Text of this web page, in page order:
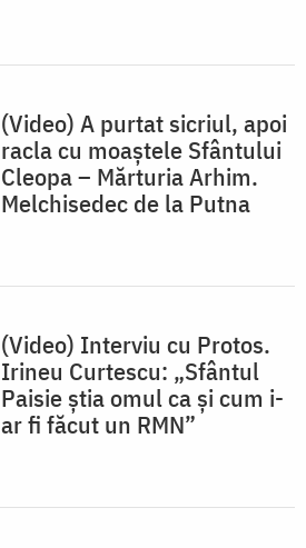
(Video) A purtat sicriul, apoi
racla cu moaștele Sfântului
Cleopa – Mărturia Arhim.
Melchisedec de la Putna
(Video) Interviu cu Protos.
Irineu Curtescu: „Sfântul
Paisie știa omul ca și cum i-
ar fi făcut un RMN”